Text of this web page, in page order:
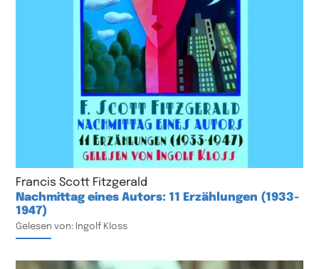
Francis Scott Fitzgerald
Nachmittag eines Autors: 11 Erzählungen (1933-
1947)
Gelesen von: Ingolf Kloss